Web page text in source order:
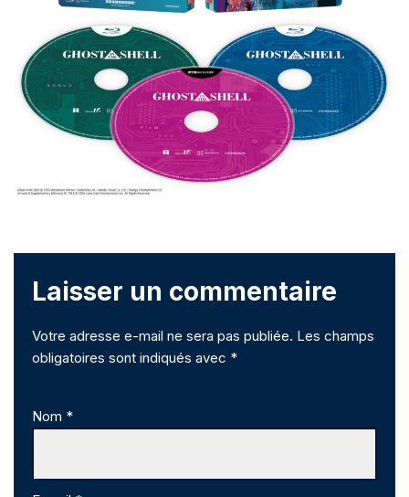
Laisser un commentaire
Votre adresse e-mail ne sera pas publiée. Les champs
obligatoires sont indiqués avec *
Nom *